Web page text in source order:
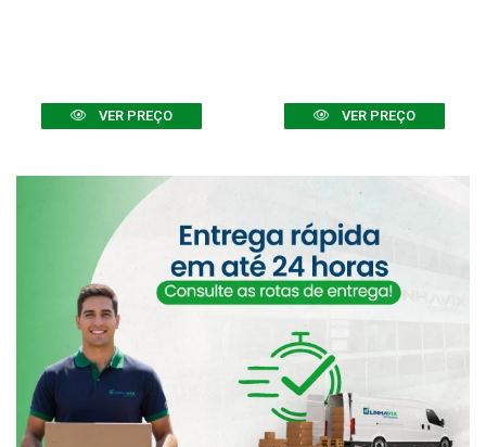
VER PREÇO VER PREÇO